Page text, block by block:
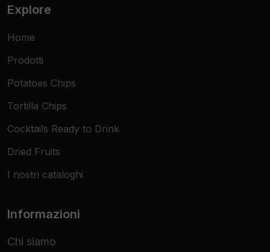
Explore
Home
Prodotti
Potatoes Chips
Tortilla Chips
Cocktails Ready to Drink
Dried Fruits
I nostri cataloghi
Informazioni
Chi siamo